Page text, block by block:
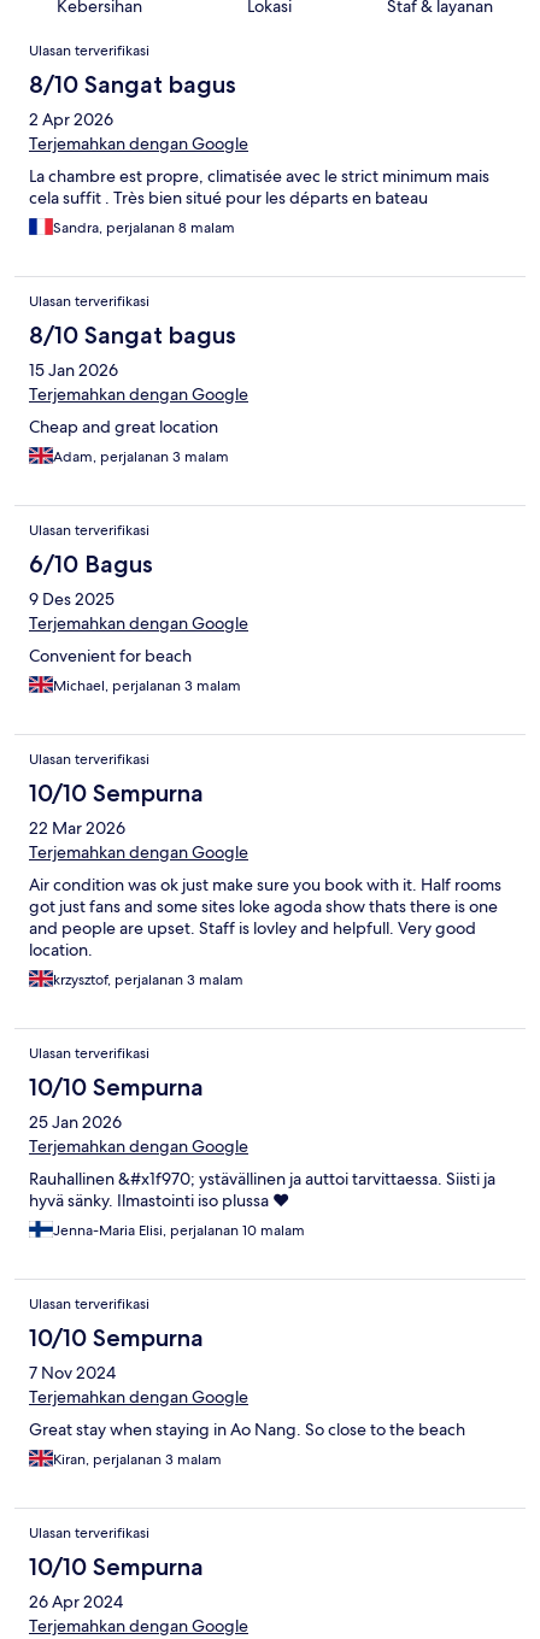
Kebersihan Lokasi Staf & layanan
Ulasan
Ulasan terverifikasi
8/10 Sangat bagus
2 Apr 2026
Terjemahkan dengan Google
La chambre est propre, climatisée avec le strict minimum mais
cela suffit . Très bien situé pour les départs en bateau
Sandra, perjalanan 8 malam
Ulasan terverifikasi
8/10 Sangat bagus
15 Jan 2026
Terjemahkan dengan Google
Cheap and great location
Adam, perjalanan 3 malam
Ulasan terverifikasi
6/10 Bagus
9 Des 2025
Terjemahkan dengan Google
Convenient for beach
Michael, perjalanan 3 malam
Ulasan terverifikasi
10/10 Sempurna
22 Mar 2026
Terjemahkan dengan Google
Air condition was ok just make sure you book with it. Half rooms
got just fans and some sites loke agoda show thats there is one
and people are upset. Staff is lovley and helpfull. Very good
location.
krzysztof, perjalanan 3 malam
Ulasan terverifikasi
10/10 Sempurna
25 Jan 2026
Terjemahkan dengan Google
Rauhallinen &#x1f970; ystävällinen ja auttoi tarvittaessa. Siisti ja
hyvä sänky. Ilmastointi iso plussa ❤️
Jenna-Maria Elisi, perjalanan 10 malam
Ulasan terverifikasi
10/10 Sempurna
7 Nov 2024
Terjemahkan dengan Google
Great stay when staying in Ao Nang. So close to the beach
Kiran, perjalanan 3 malam
Ulasan terverifikasi
10/10 Sempurna
26 Apr 2024
Terjemahkan dengan Google